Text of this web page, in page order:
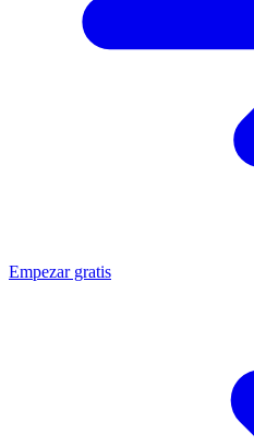
Empezar gratis